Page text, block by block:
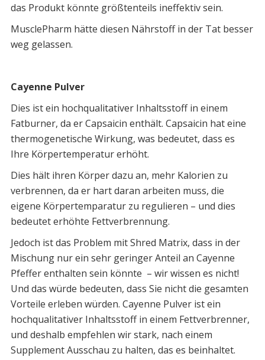
das Produkt könnte größtenteils ineffektiv sein.
MusclePharm hätte diesen Nährstoff in der Tat besser
weg gelassen.
Cayenne Pulver
Dies ist ein hochqualitativer Inhaltsstoff in einem
Fatburner, da er Capsaicin enthält. Capsaicin hat eine
thermogenetische Wirkung, was bedeutet, dass es
Ihre Körpertemperatur erhöht.
Dies hält ihren Körper dazu an, mehr Kalorien zu
verbrennen, da er hart daran arbeiten muss, die
eigene Körpertemparatur zu regulieren – und dies
bedeutet erhöhte Fettverbrennung.
Jedoch ist das Problem mit Shred Matrix, dass in der
Mischung nur ein sehr geringer Anteil an Cayenne
Pfeffer enthalten sein könnte – wir wissen es nicht!
Und das würde bedeuten, dass Sie nicht die gesamten
Vorteile erleben würden. Cayenne Pulver ist ein
hochqualitativer Inhaltsstoff in einem Fettverbrenner,
und deshalb empfehlen wir stark, nach einem
Supplement Ausschau zu halten, das es beinhaltet.